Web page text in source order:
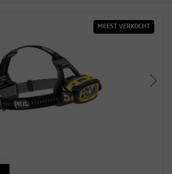
MEEST VERKOCHT